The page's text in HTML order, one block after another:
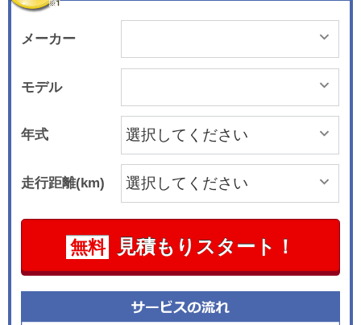
メーカー
モデル
年式
走行距離(km)
無料 見積もりスタート！